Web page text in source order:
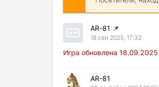
AR-81 📌
18 сен 2025, 17:32
Игра обновлена 18.09.2025
AR-81